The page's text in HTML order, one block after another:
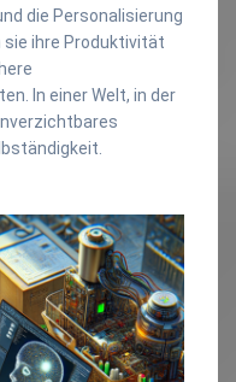
die Personalisierung
sie ihre Produktivität
In einer Welt, in der